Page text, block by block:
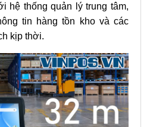
hệ thống quản lý trung tâm,
tin hàng tồn kho và các
kịp thời.